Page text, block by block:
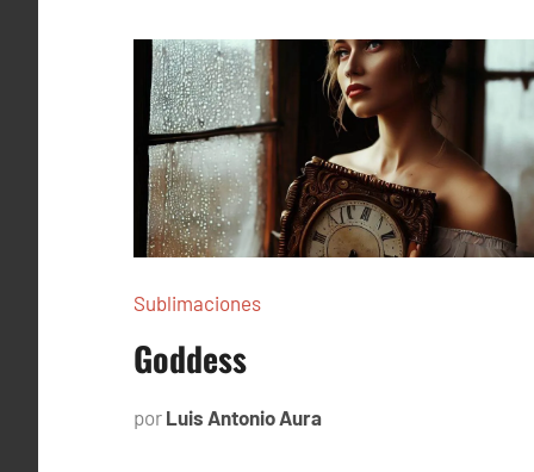
Sublimaciones
Goddess
por Luis Antonio Aura